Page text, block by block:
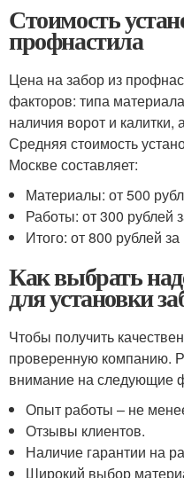
Стоимость
профнастила
Цена на забор из
факторов: типа
наличия ворот и калитки,
Средняя стоимость
Москве составляет:
Материалы: от 500
Работы: от 300 рублей
Итого: от 800 рублей за
Как выбрать
для установки
Чтобы получить
проверенную компанию.
внимание на следующие
Опыт работы – не
Отзывы клиентов.
Наличие гарантии на
Широкий выбор